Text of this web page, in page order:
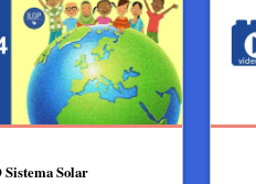
Sistema Solar